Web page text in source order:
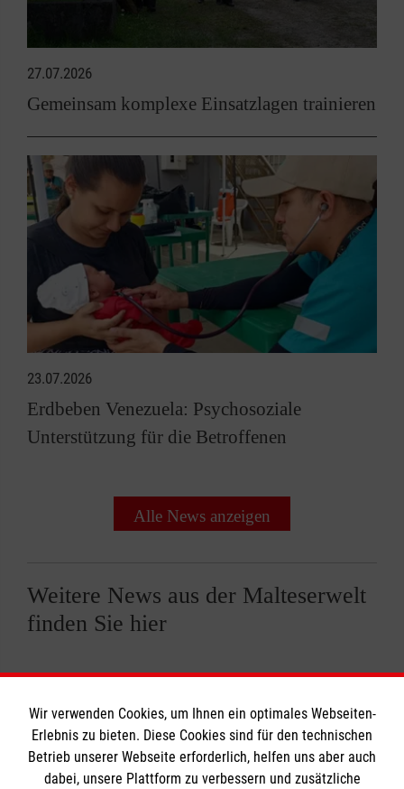
27.07.2026
Gemeinsam komplexe Einsatzlagen trainieren
23.07.2026
Erdbeben Venezuela: Psychosoziale
Unterstützung für die Betroffenen
Alle News anzeigen
Weitere News aus der Malteserwelt
finden Sie hier
Informationen
Wir verwenden Cookies, um Ihnen ein optimales Webseiten-
Erlebnis zu bieten. Diese Cookies sind für den technischen
Betrieb unserer Webseite erforderlich, helfen uns aber auch
dabei, unsere Plattform zu verbessern und zusätzliche